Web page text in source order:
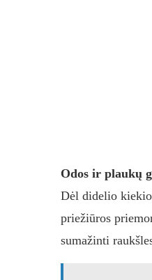
Odos ir plaukų
Dėl didelio kiekio
priežiūros
sumažinti